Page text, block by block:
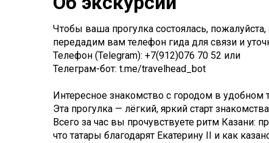
Чтобы ваша прогулка состоялась,
передадим вам телефон гида для связи и
Телефон (Telegram): +7(912)076 70 52 или
Телеграм-бот: t.me/travelhead_bot
Интересное знакомство с городом в удобном
Эта прогулка — лёгкий, яркий старт
Всего за час вы прочувствуете ритм Казани:
что татары благодарят Екатерину II и как